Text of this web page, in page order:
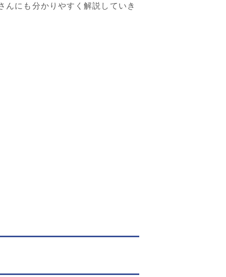
んにも分かりやすく解説していき